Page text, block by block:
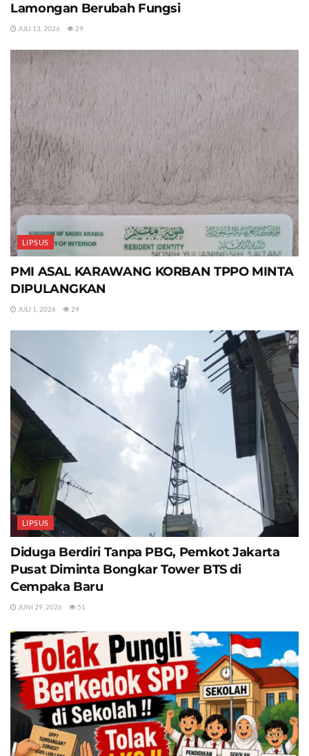
Lamongan Berubah Fungsi
JULI 13, 2026 29
LIPSUS
PMI ASAL KARAWANG KORBAN TPPO MINTA
DIPULANGKAN
JULI 1, 2026 29
LIPSUS
Diduga Berdiri Tanpa PBG, Pemkot Jakarta
Pusat Diminta Bongkar Tower BTS di
Cempaka Baru
JUNI 29, 2026 51